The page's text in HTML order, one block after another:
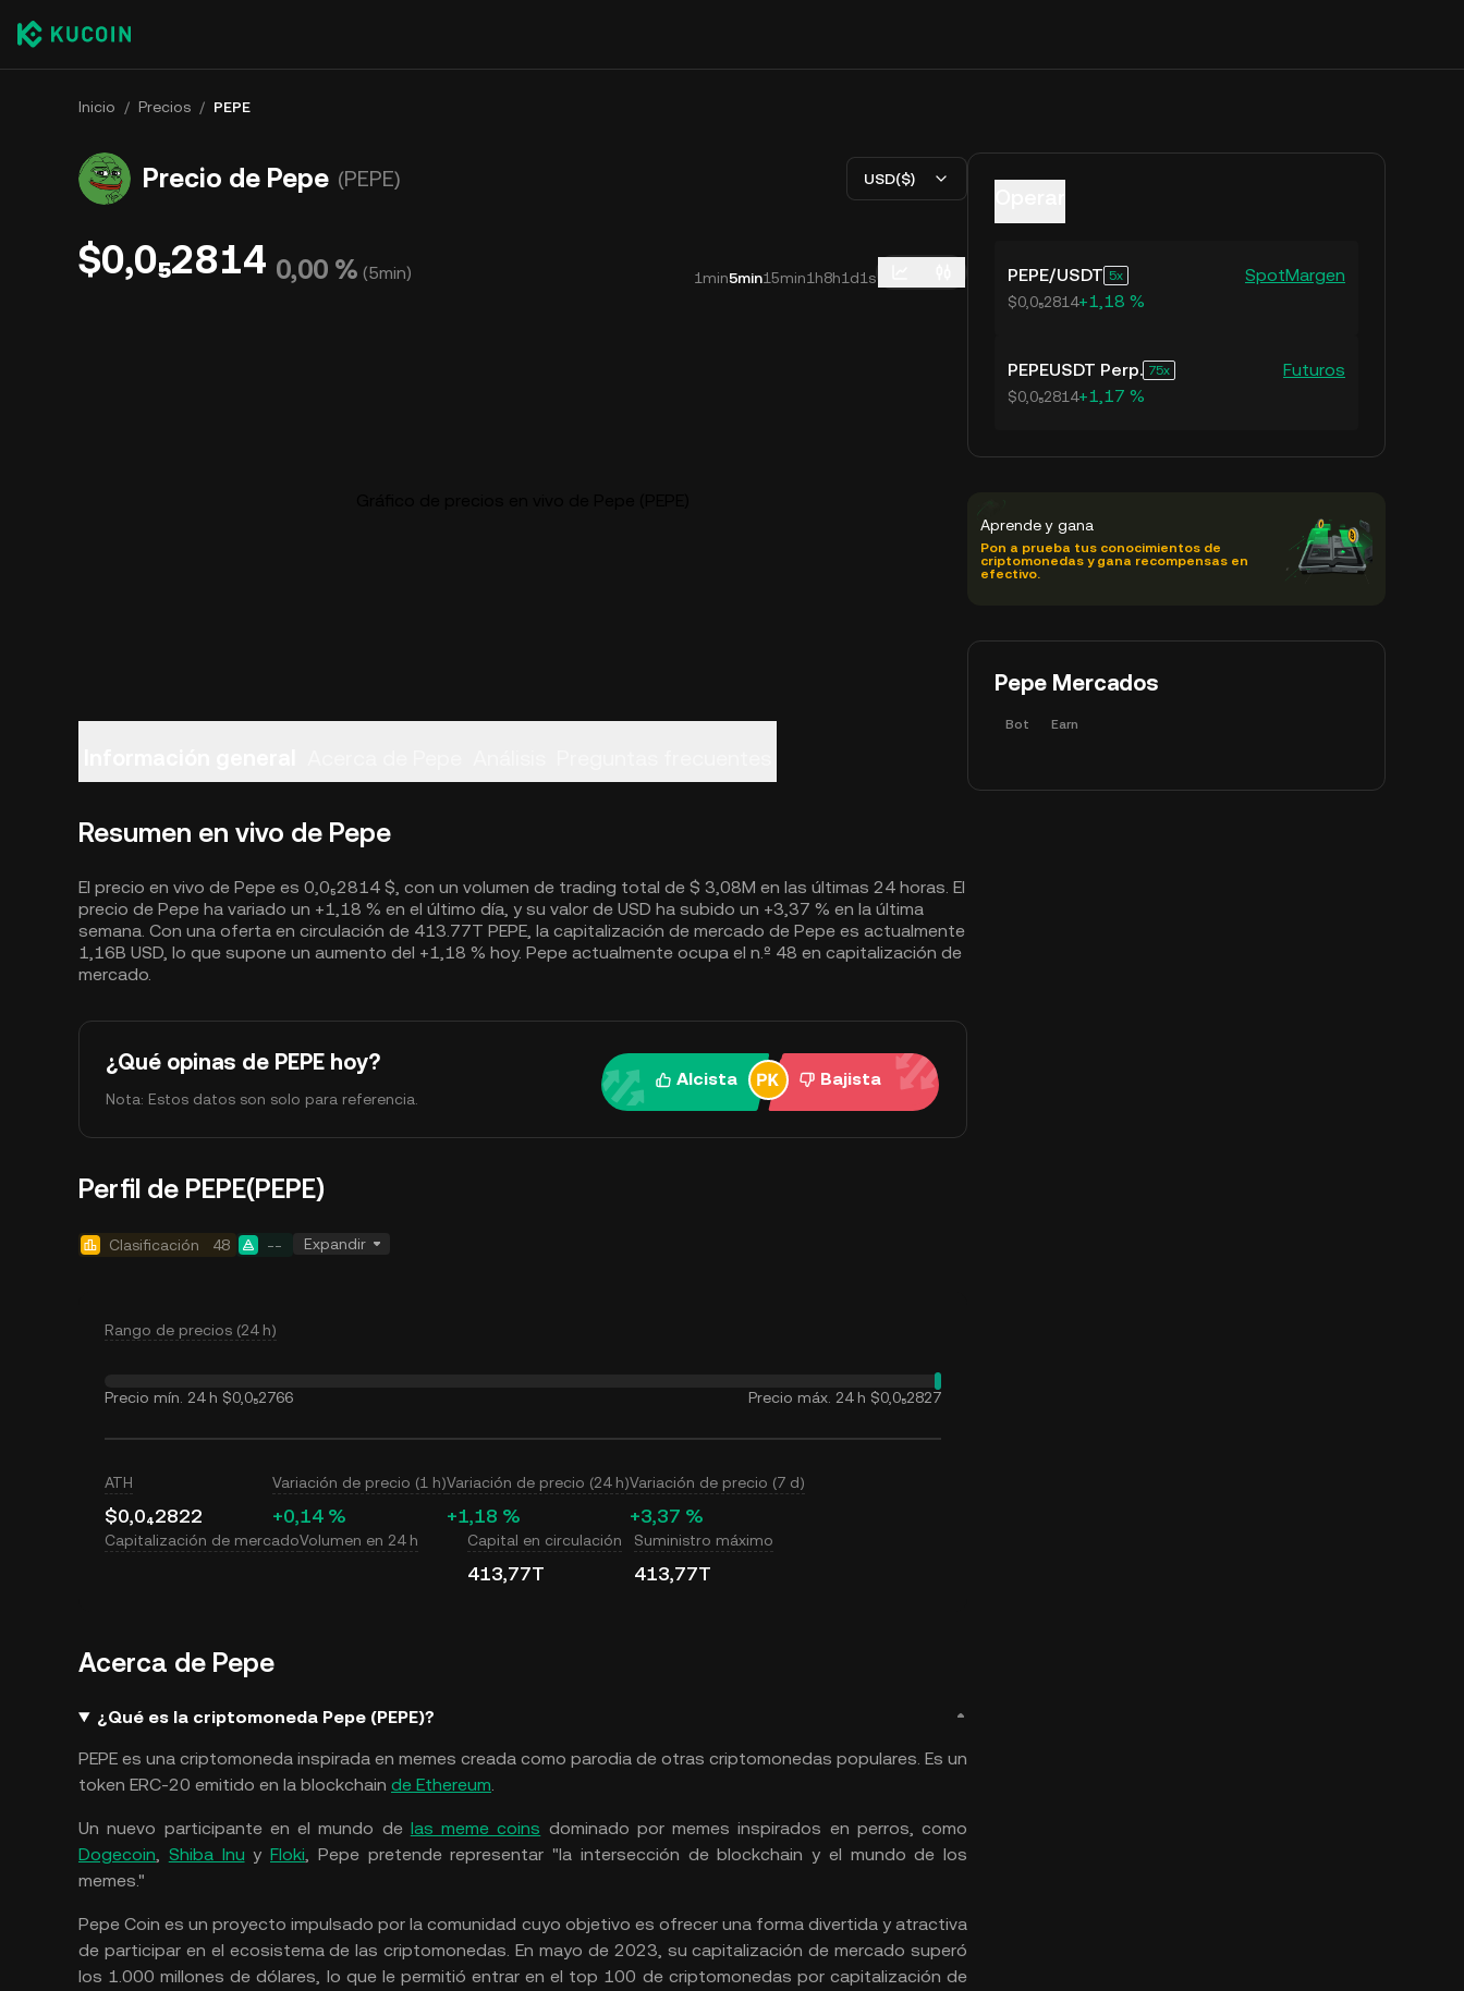
Inicio / Precios / PEPE
Precio de Pepe (PEPE) USD($)
$0,0₅2814 0,00 % (5min) 1min5min15min1h8h1d1s
Resumen en vivo de Pepe
El precio en vivo de Pepe es 0,0₅2814 $, con un volumen de trading total de $ 3,08M en las últimas 24 horas. El
precio de Pepe ha variado un +1,18 % en el último día, y su valor de USD ha subido un +3,37 % en la última
semana. Con una oferta en circulación de 413.77T PEPE, la capitalización de mercado de Pepe es actualmente
1,16B USD, lo que supone un aumento del +1,18 % hoy. Pepe actualmente ocupa el n.º 48 en capitalización de
mercado.
¿Qué opinas de PEPE hoy?
Nota: Estos datos son solo para referencia.
Alcista Bajista
Perfil de PEPE(PEPE)
Clasificación 48 -- Expandir
Rango de precios (24 h)
Precio mín. 24 h $0,0₅2766 Precio máx. 24 h $0,0₅2827
ATH
$0,0₄2822
Variación de precio (1 h)
+0,14 %
Variación de precio (24 h)
+1,18 %
Variación de precio (7 d)
+3,37 %
Capitalización de mercadoVolumen en 24 h Capital en circulación
413,77T
Suministro máximo
413,77T
Acerca de Pepe
¿Qué es la criptomoneda Pepe (PEPE)?
PEPE es una criptomoneda inspirada en memes creada como parodia de otras criptomonedas populares. Es un
token ERC-20 emitido en la blockchain de Ethereum.
Un nuevo participante en el mundo de las meme coins dominado por memes inspirados en perros, como
Dogecoin, Shiba Inu y Floki, Pepe pretende representar "la intersección de blockchain y el mundo de los
memes."
Pepe Coin es un proyecto impulsado por la comunidad cuyo objetivo es ofrecer una forma divertida y atractiva
de participar en el ecosistema de las criptomonedas. En mayo de 2023, su capitalización de mercado superó
los 1.000 millones de dólares, lo que le permitió entrar en el top 100 de criptomonedas por capitalización de
PEPE/USDT 5 SpotMargen
$0,0₅2814+1,18 %
PEPEUSDT Perp. 75 Futuros
$0,0₅2814+1,17 %
Aprende y gana
Pon a prueba tus conocimientos de
criptomonedas y gana recompensas en
efectivo.
Pepe Mercados
Bot Earn